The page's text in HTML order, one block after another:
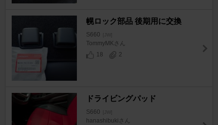
幌ロック部品 後期用に交換
S660 [JW]
TommyMKさん
18
2
ドライビングパッド
S660 [JW]
hanashibukiさん